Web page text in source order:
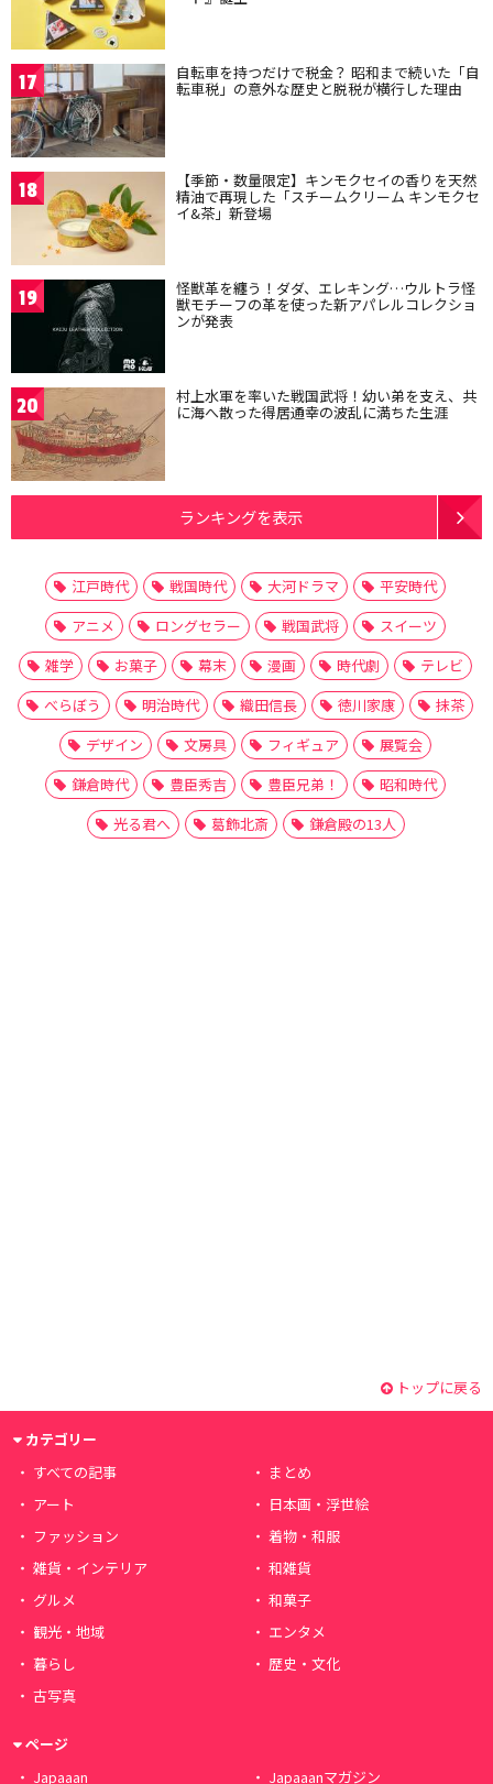
17 自転車を持つだけで税金？ 昭和まで続いた「自
転車税」の意外な歴史と脱税が横行した理由
18 【季節・数量限定】キンモクセイの香りを天然
精油で再現した「スチームクリーム キンモクセ
イ&茶」新登場
19 怪獣革を纏う！ダダ、エレキング…ウルトラ怪
獣モチーフの革を使った新アパレルコレクショ
ンが発表
20 村上水軍を率いた戦国武将！幼い弟を支え、共
に海へ散った得居通幸の波乱に満ちた生涯
ランキングを表示
江戸時代 戦国時代 大河ドラマ
平安時代
アニメ
ロングセラー 戦国武将
スイーツ
雑学
お菓子 幕末 漫画 時代劇
テレビ
べらぼう
明治時代 織田信長 徳川家康
抹茶
デザイン
文房具 フィギュア
展覧会
鎌倉時代
豊臣秀吉 豊臣兄弟！
昭和時代
光る君へ
葛飾北斎 鎌倉殿の13人
トップに戻る
カテゴリー
すべての記事
まとめ
アート
日本画・浮世絵
ファッション
着物・和服
雑貨・インテリア
和雑貨
グルメ
和菓子
観光・地域
エンタメ
暮らし
歴史・文化
古写真
ページ
Japaaan
Japaaanマガジン